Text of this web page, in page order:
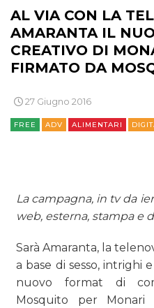
AL VIA CON LA
AMARANTA IL
CREATIVO DI
FIRMATO DA
27 Giugno 2016
FREE ADV ALIMENTARI
La campagna, in tv da
web, esterna, stampa e
Sarà Amaranta, la
a base di sesso, intrighi
nuovo format di
Mosquito per Monari